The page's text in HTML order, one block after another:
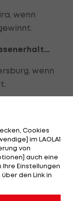
wenn
wenn
spielt. Bei
vorgereiht
bei
Cookies
im LAOLA1
von
auch eine
Einstellungen
den Link in